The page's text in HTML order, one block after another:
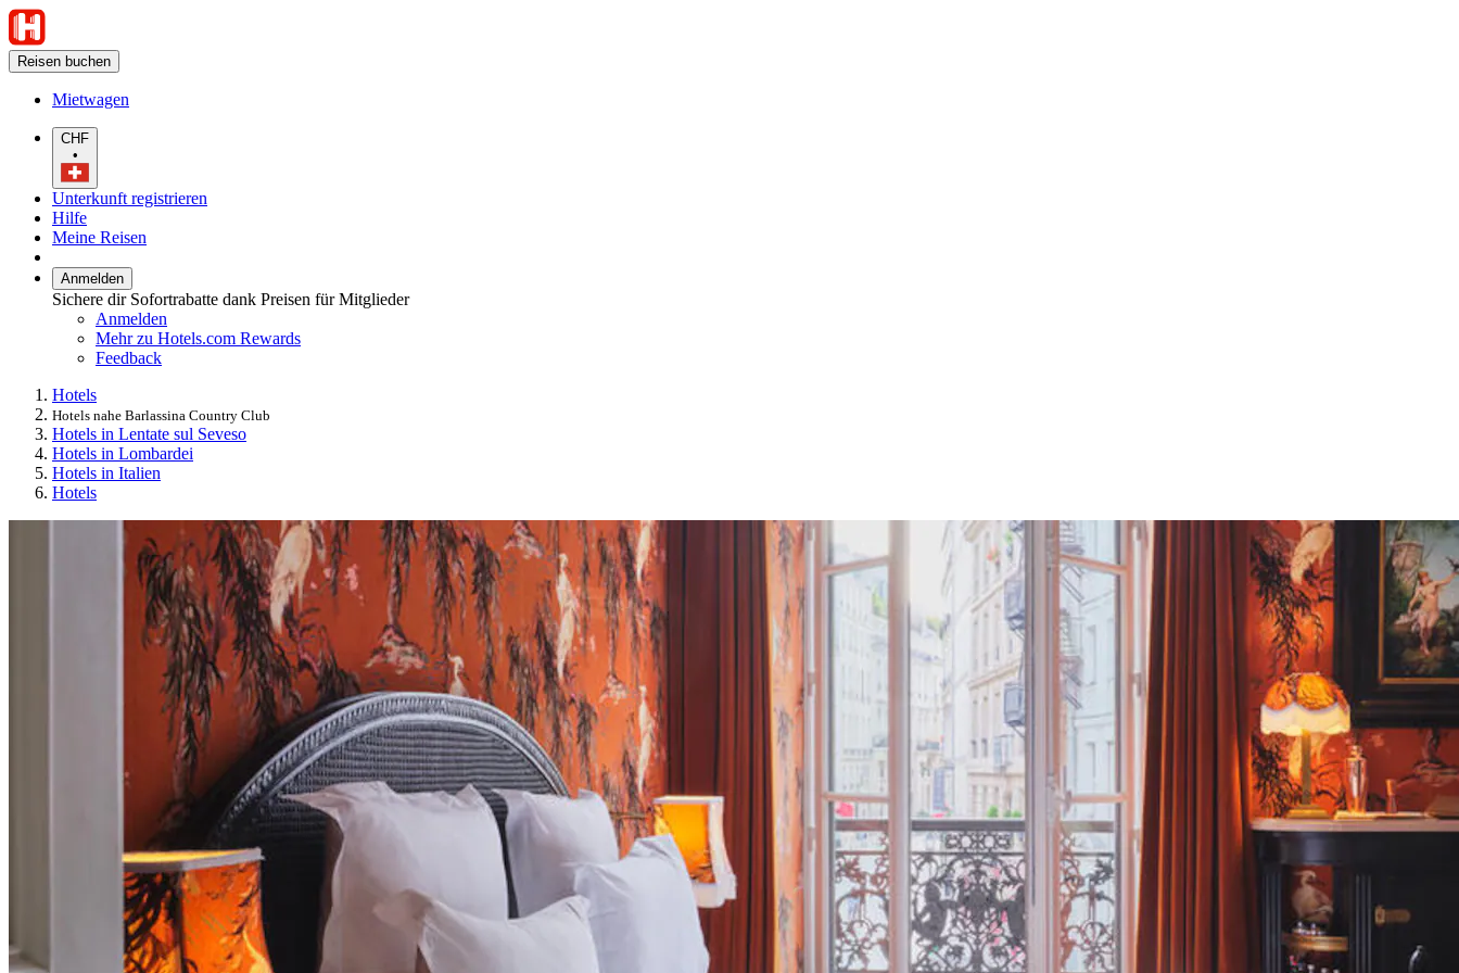
Reisen buchen
Mietwagen
CHF
•
Unterkunft registrieren
Hilfe
Meine Reisen
Anmelden
Sichere dir Sofortrabatte dank Preisen für Mitglieder
Anmelden
Mehr zu Hotels.com Rewards
Feedback
Hotels
Hotels nahe Barlassina Country Club
Hotels in Lentate sul Seveso
Hotels in Lombardei
Hotels in Italien
Hotels